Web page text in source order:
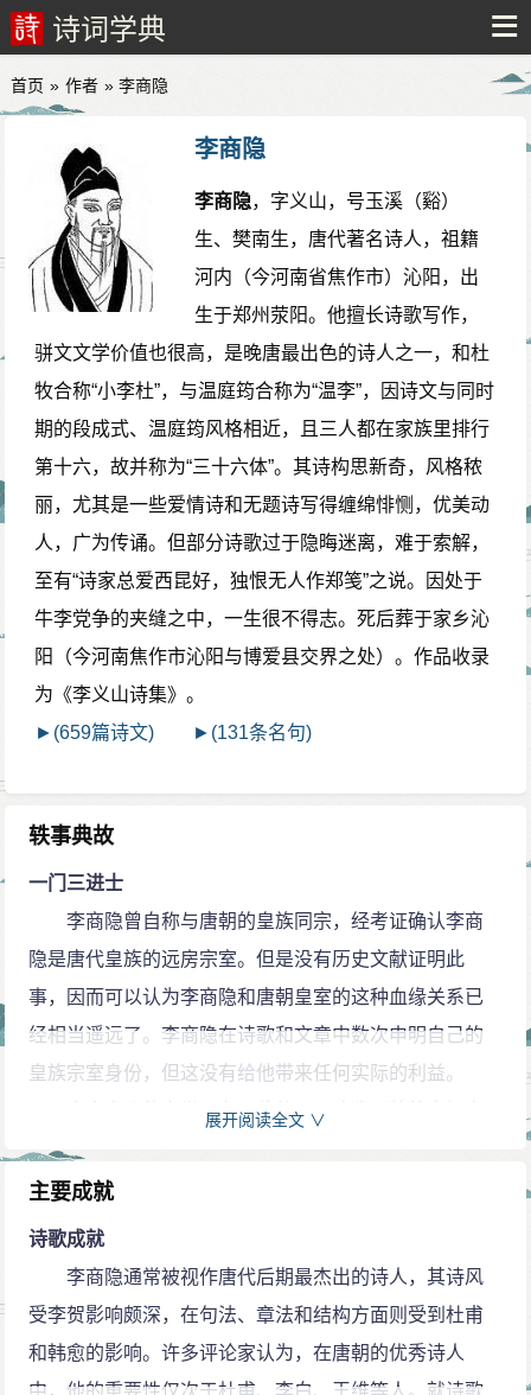
诗词学典
首页 » 作者 » 李商隐
李商隐
李商隐，字义山，号玉溪（谿）
生、樊南生，唐代著名诗人，祖籍
河内（今河南省焦作市）沁阳，出
生于郑州荥阳。他擅长诗歌写作，
骈文文学价值也很高，是晚唐最出色的诗人之一，和杜
牧合称“小李杜”，与温庭筠合称为“温李”，因诗文与同时
期的段成式、温庭筠风格相近，且三人都在家族里排行
第十六，故并称为“三十六体”。其诗构思新奇，风格秾
丽，尤其是一些爱情诗和无题诗写得缠绵悱恻，优美动
人，广为传诵。但部分诗歌过于隐晦迷离，难于索解，
至有“诗家总爱西昆好，独恨无人作郑笺”之说。因处于
牛李党争的夹缝之中，一生很不得志。死后葬于家乡沁
阳（今河南焦作市沁阳与博爱县交界之处）。作品收录
为《李义山诗集》。
►(659篇诗文)
►(131条名句)
轶事典故
一门三进士
李商隐曾自称与唐朝的皇族同宗，经考证确认李商
隐是唐代皇族的远房宗室。但是没有历史文献证明此
事，因而可以认为李商隐和唐朝皇室的这种血缘关系已
经相当遥远了。李商隐在诗歌和文章中数次申明自己的
皇族宗室身份，但这没有给他带来任何实际的利益。
李李商隐的家世，有记载的可以追溯到他的高祖李
涉。李涉曾担任过最高级的行政职位是美原（治今陕西
富平西北）县令；曾祖李叔恒（一作叔洪），曾任安阳
（今属河南）县尉；祖父李俌，曾任邢州（治今河北邢
台）录事参军；父亲李嗣，曾任殿中侍御史，在李商隐
出生的时候，李嗣任获嘉（今属河南）县令。
李李商隐一门三进士，李家的第一位进士是安阳君
李叔洪。李叔洪是李商隐的爷爷，年十九，一举中进士
展开阅读全文 ∨
主要成就
诗歌成就
李商隐通常被视作唐代后期最杰出的诗人，其诗风
受李贺影响颇深，在句法、章法和结构方面则受到杜甫
和韩愈的影响。许多评论家认为，在唐朝的优秀诗人
中，他的重要性仅次于杜甫、李白、王维等人。就诗歌